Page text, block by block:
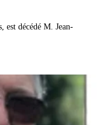
est décédé M. Jean-